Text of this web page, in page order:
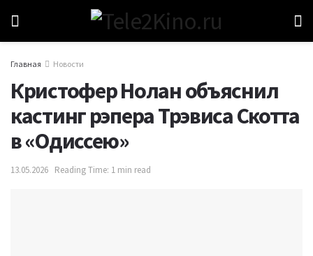
Главная Новости
Кристофер Нолан объяснил
кастинг рэпера Трэвиса Скотта
в «Одиссею»
13.05.2026 Reading Time: 1 min read